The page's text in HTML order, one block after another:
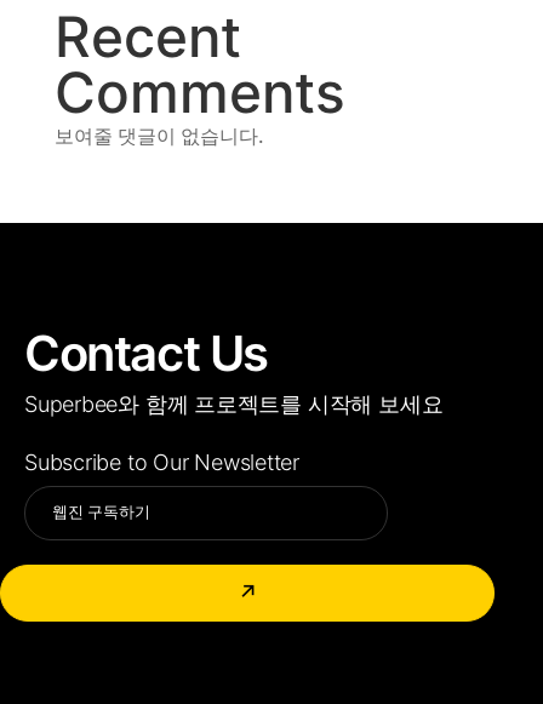
Recent
Comments
보여줄 댓글이 없습니다.
Contact Us
Superbee와 함께 프로젝트를 시작해 보세요
Subscribe to Our Newsletter
↗
Alternative: